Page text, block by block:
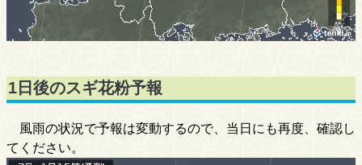
1日後のスギ花粉予報
風雨の状況で予報は変動するので、当日にも再度、確認し
てください。